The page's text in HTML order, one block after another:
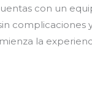
con un
la